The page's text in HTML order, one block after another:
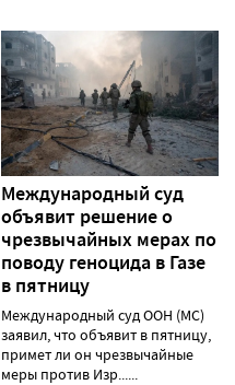
Международный суд
объявит решение о
чрезвычайных мерах по
поводу геноцида в Газе
в пятницу
Международный суд ООН (МС)
заявил, что объявит в пятницу,
примет ли он чрезвычайные
меры против Изр......